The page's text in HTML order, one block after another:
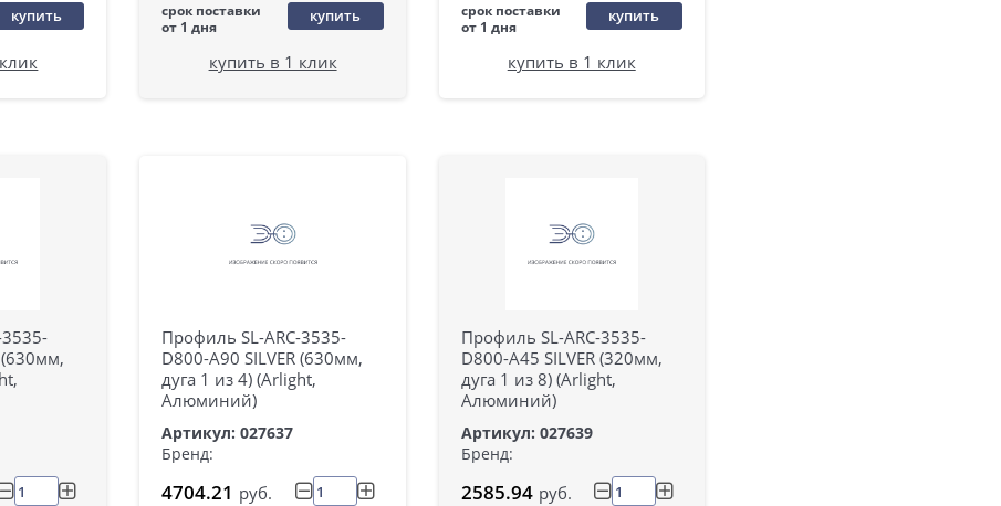
купить
срок поставки
от 1 дня
купить
купить в 1 клик
срок поставки
от 1 дня
купить
купить в 1 клик
(630мм,
Профиль SL-ARC-3535-
D800-A90 SILVER (630мм,
дуга 1 из 4) (Arlight,
Алюминий)
Артикул: 027637
Бренд:
4704.21 руб.
Профиль SL-ARC-3535-
D800-A45 SILVER (320мм,
дуга 1 из 8) (Arlight,
Алюминий)
Артикул: 027639
Бренд:
2585.94 руб.